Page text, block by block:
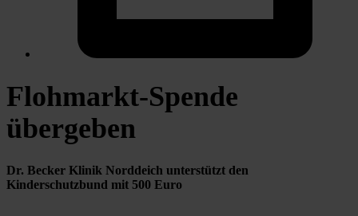
Flohmarkt-Spende
übergeben
Dr. Becker Klinik Norddeich unterstützt den
Kinderschutzbund mit 500 Euro